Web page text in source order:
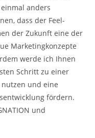
anders
dass der Feel-
der Zukunft eine der
Marketingkonzepte
werde ich Ihnen
Schritt zu einer
und eine
fördern.
und